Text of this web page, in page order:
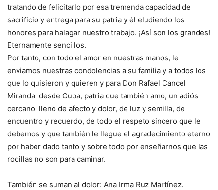
tratando de felicitarlo por esa tremenda capacidad de
sacrificio y entrega para su patria y él eludiendo los
honores para halagar nuestro trabajo. ¡Así son los grandes!
Eternamente sencillos.
Por tanto, con todo el amor en nuestras manos, le
enviamos nuestras condolencias a su familia y a todos los
que lo quisieron y quieren y para Don Rafael Cancel
Miranda, desde Cuba, patria que también amó, un adiós
cercano, lleno de afecto y dolor, de luz y semilla, de
encuentro y recuerdo, de todo el respeto sincero que le
debemos y que también le llegue el agradecimiento eterno
por haber dado tanto y sobre todo por enseñarnos que las
rodillas no son para caminar.
También se suman al dolor: Ana Irma Ruz Martínez.